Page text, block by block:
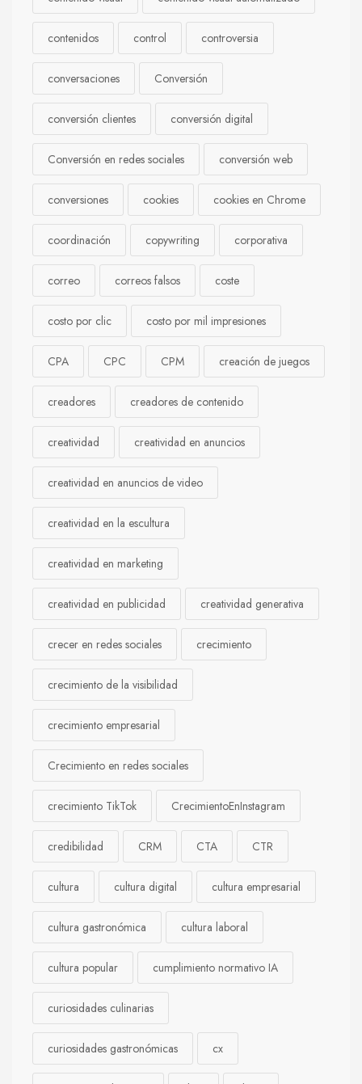
contenidos control controversia
conversaciones Conversión
conversión clientes conversión digital
Conversión en redes sociales conversión web
conversiones cookies cookies en Chrome
coordinación copywriting corporativa
correo correos falsos coste
costo por clic costo por mil impresiones
CPA CPC CPM creación de juegos
creadores creadores de contenido
creatividad creatividad en anuncios
creatividad en anuncios de video
creatividad en la escultura
creatividad en marketing
creatividad en publicidad creatividad generativa
crecer en redes sociales crecimiento
crecimiento de la visibilidad
crecimiento empresarial
Crecimiento en redes sociales
crecimiento TikTok CrecimientoEnInstagram
credibilidad CRM CTA CTR
cultura cultura digital cultura empresarial
cultura gastronómica cultura laboral
cultura popular cumplimiento normativo IA
curiosidades culinarias
curiosidades gastronómicas cx